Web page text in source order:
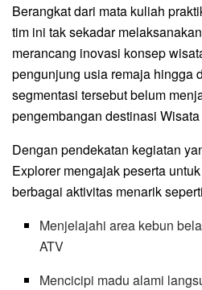
Berangkat dari mata kuliah
tim ini tak sekadar
merancang inovasi konsep
pengunjung usia remaja hingga
segmentasi tersebut belum
pengembangan destinasi
Dengan pendekatan kegiatan
Explorer mengajak peserta
berbagai aktivitas menarik
Menjelajahi area kebun
ATV
Mencicipi madu alami